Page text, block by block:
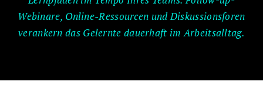
Webinare, Online-Ressourcen und Diskussionsforen
verankern das Gelernte dauerhaft im Arbeitsalltag.